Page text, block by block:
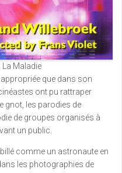
Maladie
appropriée que dans son
ont pu rattraper
gnot, les parodies de
de groupes organisés à
un public.
comme un astronaute en
les photographies de